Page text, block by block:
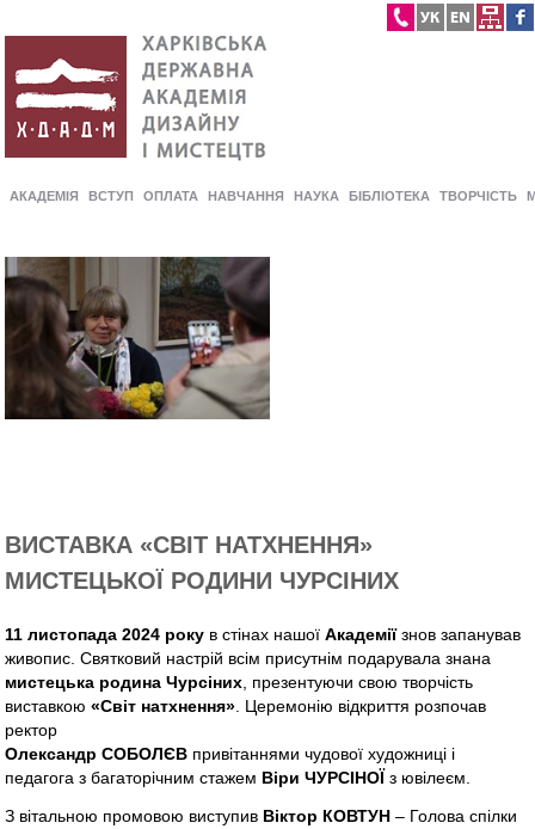
АКАДЕМІЯ ВСТУП ОПЛАТА НАВЧАННЯ НАУКА БІБЛІОТЕКА ТВОРЧІСТЬ
ВИСТАВКА «СВІТ НАТХНЕННЯ»
МИСТЕЦЬКОЇ РОДИНИ ЧУРСІНИХ
11 листопада 2024 року в стінах нашоїАкадеміїзнов запанував
живопис. Святковий настрій всім присутнім подарувала знана
мистецька родина Чурсіних, презентуючи свою творчість
виставкою«Світ натхнення». Церемонію відкриття розпочав
ректор
Олександр СОБОЛЄВ привітаннями чудової художниці і
педагога з багаторічним стажем Віри ЧУРСІНОЇ з ювілеєм.
З вітальною промовою виступив Віктор КОВТУН – Голова спілки